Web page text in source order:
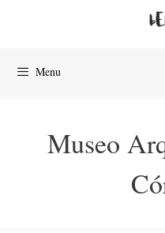
Menu
Museo